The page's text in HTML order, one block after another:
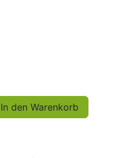
In den Warenkorb